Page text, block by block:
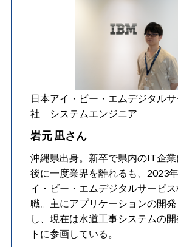
日本アイ・ビー・エムデジタル
社 システムエンジニア
岩元 凪さん
沖縄県出身。新卒で県内のIT企
後に一度業界を離れるも、2023
イ・ビー・エムデジタルサービ
職。主にアプリケーションの開
し、現在は水道工事システムの
トに参画している。